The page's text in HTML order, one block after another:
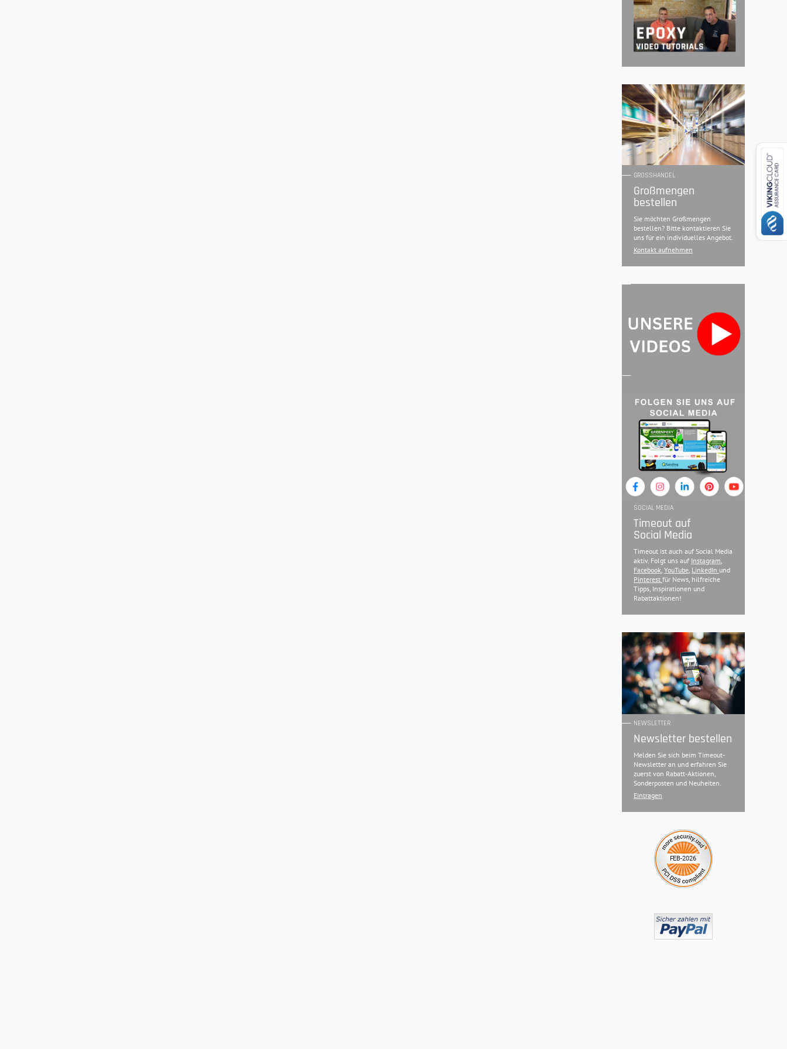
GROSSHANDEL
Großmengen
bestellen
Sie möchten Großmengen
bestellen? Bitte kontaktieren Sie
uns für ein individuelles Angebot.
Kontakt aufnehmen
SOCIAL MEDIA
Timeout auf
Social Media
Timeout ist auch auf Social Media
aktiv. Folgt uns auf Instagram,
Facebook, YouTube, LinkedIn und
Pinterest für News, hilfreiche
Tipps, Inspirationen und
Rabattaktionen!
NEWSLETTER
Newsletter bestellen
Melden Sie sich beim Timeout-
Newsletter an und erfahren Sie
zuerst von Rabatt-Aktionen,
Sonderposten und Neuheiten.
Eintragen